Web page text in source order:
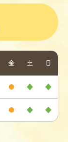
金 土 日
● ◆ ◆
● ◆ ◆